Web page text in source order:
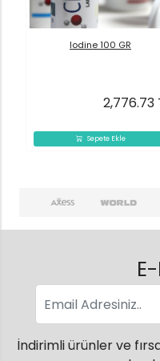
Sepete Ekle
Iodine 100 GR
2,776.73
İndirimli ürünler ve